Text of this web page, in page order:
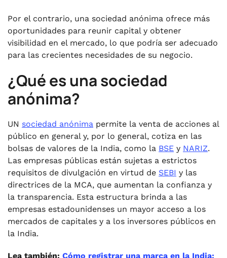
Por el contrario, una sociedad anónima ofrece más
oportunidades para reunir capital y obtener
visibilidad en el mercado, lo que podría ser adecuado
para las crecientes necesidades de su negocio.
¿Qué es una sociedad
anónima?
UN sociedad anónima permite la venta de acciones al
público en general y, por lo general, cotiza en las
bolsas de valores de la India, como la BSE y NARIZ.
Las empresas públicas están sujetas a estrictos
requisitos de divulgación en virtud de SEBI y las
directrices de la MCA, que aumentan la confianza y
la transparencia. Esta estructura brinda a las
empresas estadounidenses un mayor acceso a los
mercados de capitales y a los inversores públicos en
la India.
Lea también: Cómo registrar una marca en la India: